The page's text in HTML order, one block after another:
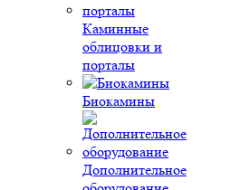
Каминные
облицовки и
порталы
Биокамины
Дополнительное